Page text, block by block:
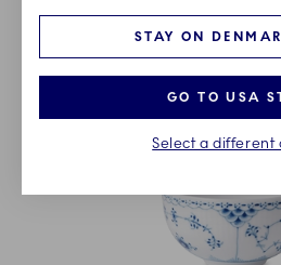
STAY ON
GO TO USA
Select a different